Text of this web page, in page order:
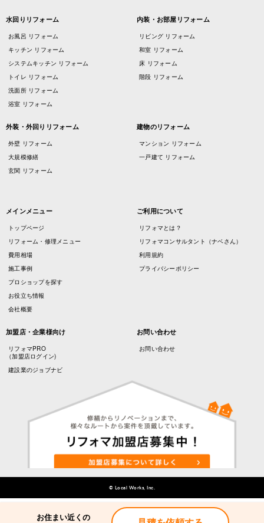
お住まい近くの
水回りリフォーム
お風呂 リフォーム
キッチン リフォーム
システムキッチン リフォーム
トイレ リフォーム
洗面所 リフォーム
浴室 リフォーム
内装・お部屋リフォーム
リビング リフォーム
和室 リフォーム
床 リフォーム
階段 リフォーム
外装・外回りリフォーム
外壁 リフォーム
大規模修繕
玄関 リフォーム
建物のリフォーム
マンション リフォーム
一戸建て リフォーム
メインメニュー
トップページ
リフォーム・修理メニュー
費用相場
施工事例
プロショップを探す
お役立ち情報
会社概要
ご利用について
リフォマとは？
リフォマコンサルタント（ナベさん）
利用規約
プライバシーポリシー
加盟店・企業様向け
リフォマPRO
（加盟店ログイン)
建設業のジョブナビ
お問い合わせ
お問い合わせ
© Local Works, Inc.
お住まい近くの